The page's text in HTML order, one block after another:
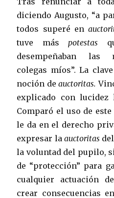
diciendo Augusto, “a
todos superé en
tuve más potestas
desempeñaban las
colegas míos”. La
noción deauctoritas.
explicado con
Comparó el uso de
le da en el derecho
expresar la auctoritas
la voluntad del pupilo,
de “protección” para
cualquier actuación
crear consecuencias